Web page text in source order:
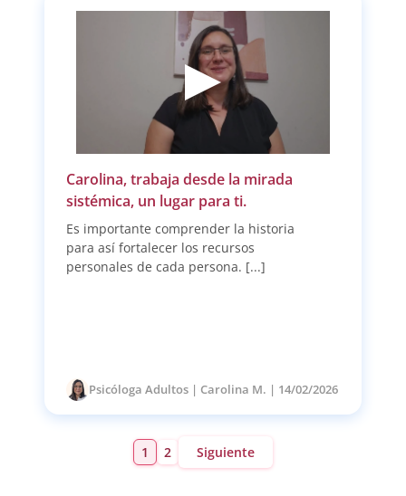
Carolina, trabaja desde la mirada
sistémica, un lugar para ti.
Es importante comprender la historia
para así fortalecer los recursos
personales de cada persona. [...]
Psicóloga Adultos | Carolina M. | 14/02/2026
1 2 Siguiente